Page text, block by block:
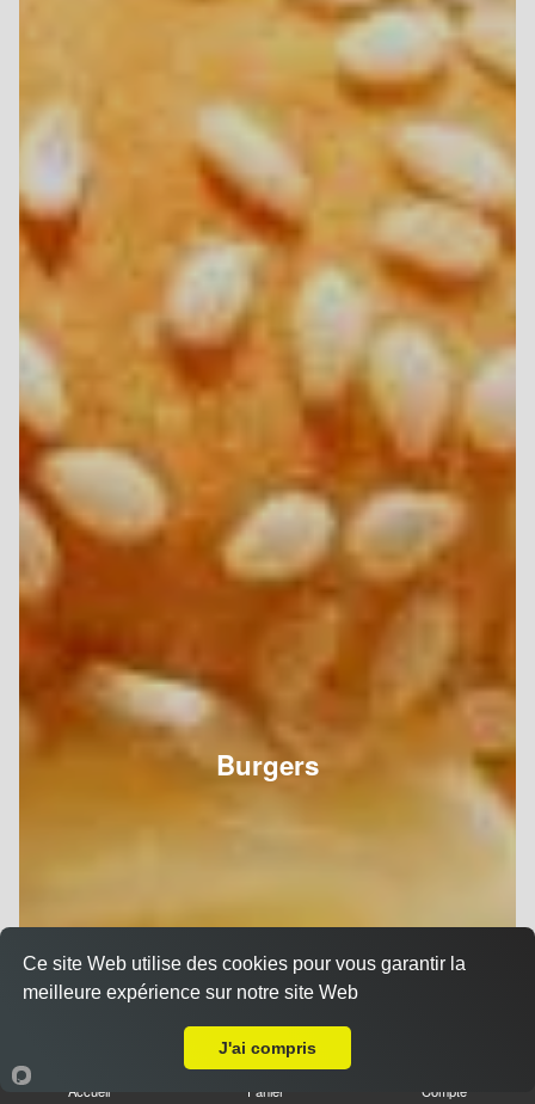
Burgers
Accueil Panier Compte
Ce site Web utilise des cookies pour vous garantir la
meilleure expérience sur notre site Web
J'ai compris